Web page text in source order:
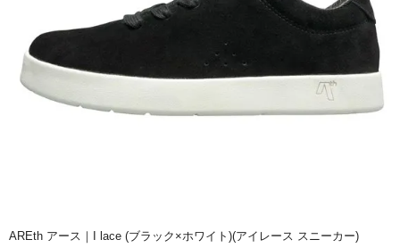
AREth アース｜I lace (ブラック×ホワイト)(アイレース スニーカー)